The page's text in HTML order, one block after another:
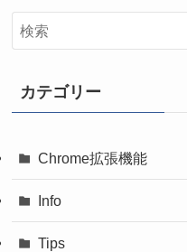
カテゴリー
Chrome拡張機能
Info
Tips